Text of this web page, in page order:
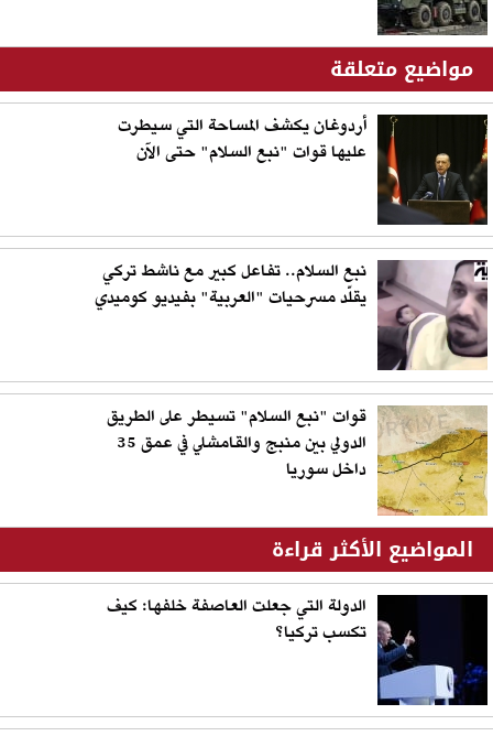
مواضيع متعلقة
أردوغان يكشف المساحة التي سيطرت
عليها قوات "نبع السلام" حتى الآن
نبع السلام.. تفاعل كبير مع ناشط تركي
يقلّد مسرحيات "العربية" بفيديو كوميدي
قوات "نبع السلام" تسيطر على الطريق
الدولي بين منبج والقامشلي في عمق 35
داخل سوريا
المواضيع الأكثر قراءة
الدولة التي جعلت العاصفة خلفها: كيف
تكسب تركيا؟